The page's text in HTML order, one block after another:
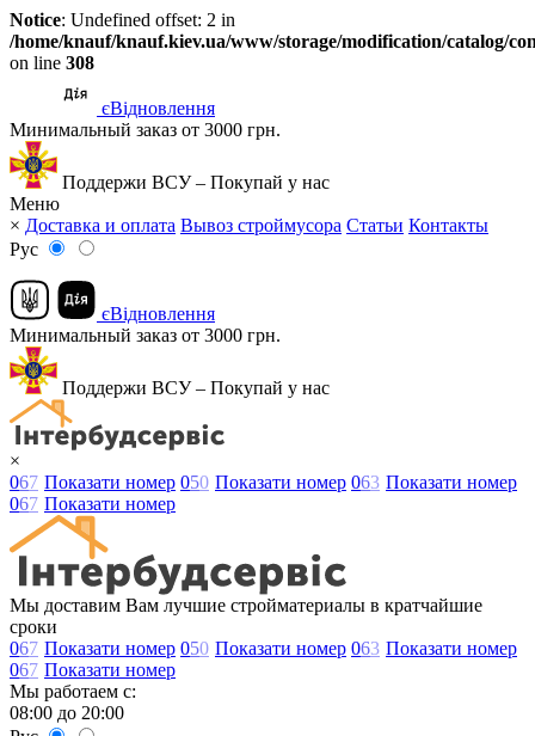
Notice: Undefined offset: 2 in
/home/knauf/knauf.kiev.ua/www/storage/modification/catalog/
on line 308
єВідновлення
Минимальный заказ от 3000 грн.
Поддержи ВСУ – Покупай у нас
Меню
× Доставка и оплата Вывоз строймусора Статьи Контакты
Рус
єВідновлення
Минимальный заказ от 3000 грн.
Поддержи ВСУ – Покупай у нас
×
067 Показати номер 050 Показати номер 063 Показати номер
067 Показати номер
Мы доставим Вам лучшие стройматериалы в кратчайшие
сроки
067 Показати номер 050 Показати номер 063 Показати номер
067 Показати номер
Мы работаем с:
08:00 до 20:00